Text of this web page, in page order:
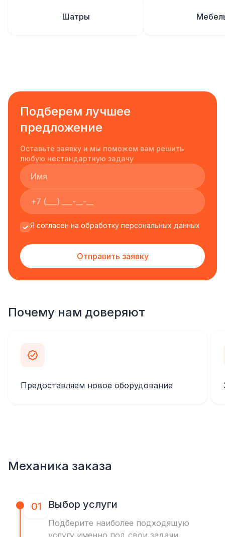
Шатры
Подберем лучшее
предложение
Оставьте заявку и мы поможем вам решить
любую нестандартную задачу
Я согласен на обработку персональных данных
Отправить заявку
Почему нам доверяют
Предоставляем новое оборудование
Механика заказа
01 Выбор услуги
Подберите наиболее подходящую
услугу именно под свои задачи